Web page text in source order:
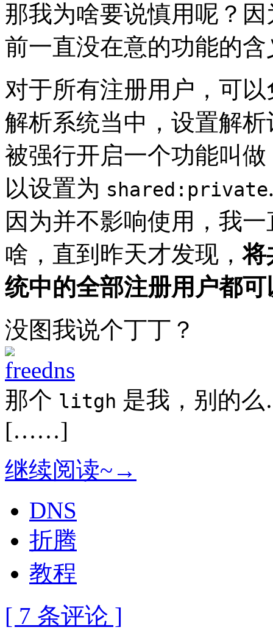
那我为啥要说慎用呢？
前一直没在意的功能的
对于所有注册用户，可
解析系统当中，设置解
被强行开启一个功能叫做
以设置为 shared:private
因为并不影响使用，我
啥，直到昨天才发现，将
统中的全部注册用户都
没图我说个丁丁？
那个 litgh 是我，别的
[……]
继续阅读~→
DNS
折腾
教程
[ 7 条评论 ]